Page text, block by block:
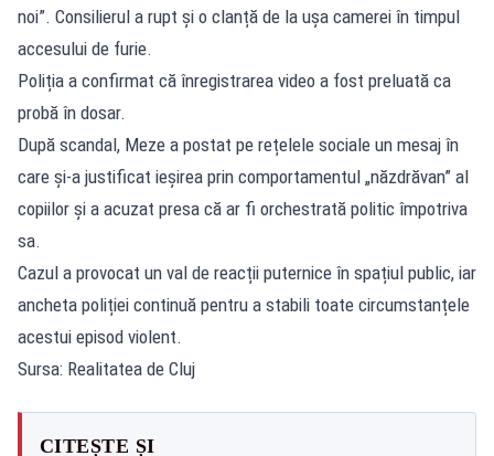
noi”. Consilierul a rupt și o clanță de la ușa camerei în timpul
accesului de furie.
Poliția a confirmat că înregistrarea video a fost preluată ca
probă în dosar.
După scandal, Meze a postat pe rețelele sociale un mesaj în
care și-a justificat ieșirea prin comportamentul „năzdrăvan” al
copiilor și a acuzat presa că ar fi orchestrată politic împotriva
sa.
Cazul a provocat un val de reacții puternice în spațiul public, iar
ancheta poliției continuă pentru a stabili toate circumstanțele
acestui episod violent.
Sursa: Realitatea de Cluj
CITEȘTE ȘI